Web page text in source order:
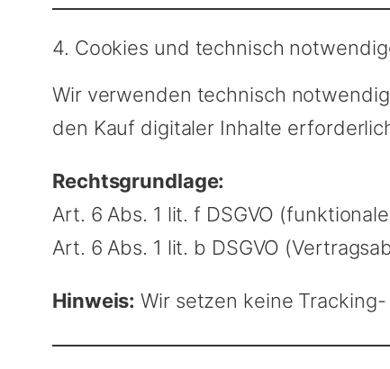
4. Cookies und technisch
Wir verwenden technisch
den Kauf digitaler Inhalte
Rechtsgrundlage:
Art. 6 Abs. 1 lit. f DSGVO
Art. 6 Abs. 1 lit. b DSGVO
Hinweis: Wir setzen keine